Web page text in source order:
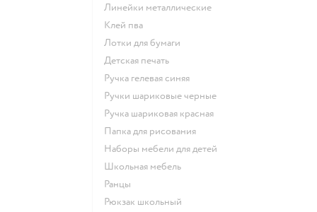
Линейки металлические
Клей пва
Лотки для бумаги
Детская печать
Ручка гелевая синяя
Ручки шариковые черные
Ручка шариковая красная
Папка для рисования
Наборы мебели для детей
Школьная мебель
Ранцы
Рюкзак школьный